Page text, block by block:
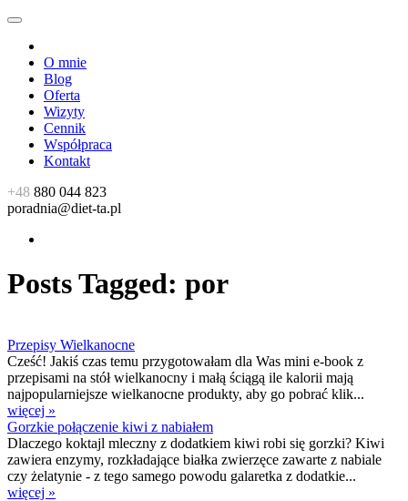
O mnie
Blog
Oferta
Wizyty
Cennik
Współpraca
Kontakt
+48 880 044 823
poradnia@diet-ta.pl
Posts Tagged: por
Przepisy Wielkanocne
Cześć! Jakiś czas temu przygotowałam dla Was mini e-book z
przepisami na stół wielkanocny i małą ściągą ile kalorii mają
najpopularniejsze wielkanocne produkty, aby go pobrać klik...
więcej »
Gorzkie połączenie kiwi z nabiałem
Dlaczego koktajl mleczny z dodatkiem kiwi robi się gorzki? Kiwi
zawiera enzymy, rozkładające białka zwierzęce zawarte z nabiale
czy żelatynie - z tego samego powodu galaretka z dodatkie...
więcej »